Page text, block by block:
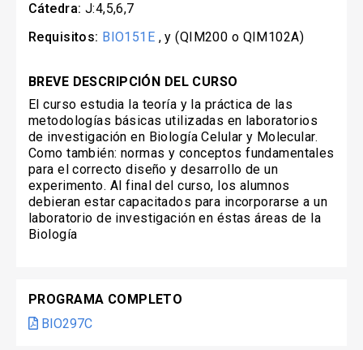
Cátedra: J:4,5,6,7
Requisitos: BIO151E , y (QIM200 o QIM102A)
BREVE DESCRIPCIÓN DEL CURSO
El curso estudia la teoría y la práctica de las
metodologías básicas utilizadas en laboratorios
de investigación en Biología Celular y Molecular.
Como también: normas y conceptos fundamentales
para el correcto diseño y desarrollo de un
experimento. Al final del curso, los alumnos
debieran estar capacitados para incorporarse a un
laboratorio de investigación en éstas áreas de la
Biología
PROGRAMA COMPLETO
BIO297C